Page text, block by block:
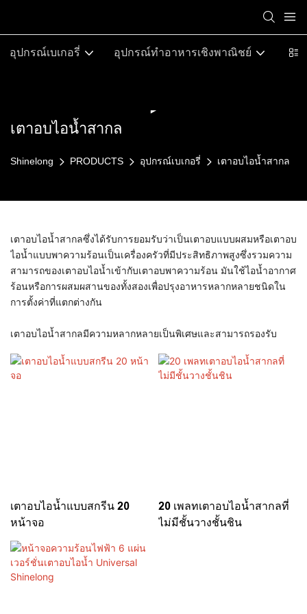
อุปกรณ์เบเกอรี่ อุปกรณ์ทำอาหารเชิงพาณิชย์ อุป
เตาอบไอน้ำสากล
Shinelong PRODUCTS อุปกรณ์เบเกอรี่ เตาอบไอน้ำสากล
เตาอบไอน้ำสากลซึ่งได้รับการยอมรับว่าเป็นเตาอบแบบผสมหรือเตาอบ
ไอน้ำแบบพาความร้อนเป็นเครื่องครัวที่มีประสิทธิภาพสูงซึ่งรวมความ
สามารถของเตาอบไอน้ำเข้ากับเตาอบพาความร้อน มันใช้ไอน้ำอากาศ
ร้อนหรือการผสมผสานของทั้งสองเพื่อปรุงอาหารหลากหลายชนิดใน
การตั้งค่าที่แตกต่างกัน
เตาอบไอน้ำสากลมีความหลากหลายเป็นพิเศษและสามารถรองรับ
หลากหลายโดยเฉพาะอย่างยิ่งในการตั้งค่าห้องครัวระดับมืออาชีพซึ่ง
โดยทั่วไปแล้วพื้นที่และเวลาจะถูก จำกัด
อาหารสีน้ำตาลทำให้มีประโยชน์สำหรับการเตรียมเนื้อสัตว์ขนมอบ
และงานที่คล้ายกันที่ต้องใช้ภายนอกกรอบ
เตาอบไอน้ำแบบสกรีน 20
หน้าจอ
20 เพลทเตาอบไอน้ำสากลที่
ไม่มีชั้นวางชั้นชิน